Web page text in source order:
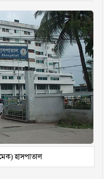
হাসপাতাল